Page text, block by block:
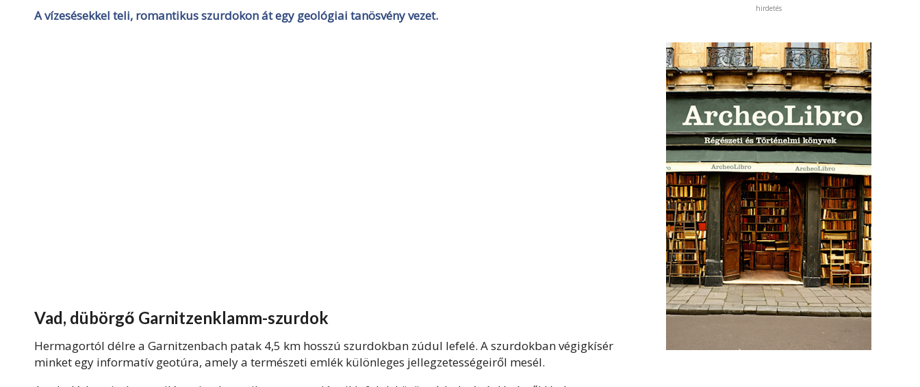
A vízesésekkel teli, romantikus szurdokon át egy geológiai tanösvény vezet.
Vad, dübörgő Garnitzenklamm-szurdok
Hermagortól délre a Garnitzenbach patak 4,5 km hosszú szurdokban zúdul lefelé. A szurdokban végigkísér
minket egy informatív geotúra, amely a természeti emlék különleges jellegzetességeiről mesél.
hirdetés